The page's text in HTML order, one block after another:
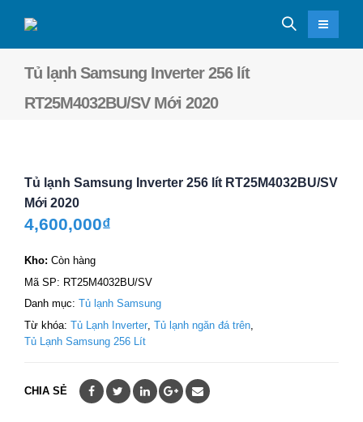
Tủ lạnh Samsung Inverter 256 lít
RT25M4032BU/SV Mới 2020
Tủ lạnh Samsung Inverter 256 lít RT25M4032BU/SV
Mới 2020
4,600,000₫
Kho: Còn hàng
Mã SP: RT25M4032BU/SV
Danh mục: Tủ lạnh Samsung
Từ khóa: Tủ Lạnh Inverter Tủ lạnh ngăn đá trên
Tủ Lạnh Samsung 256 Lít
CHIA SẺ